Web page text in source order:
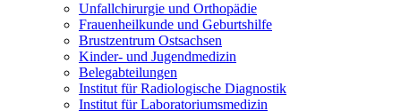
Unfallchirurgie und Orthopädie
Frauenheilkunde und Geburtshilfe
Brustzentrum Ostsachsen
Kinder- und Jugendmedizin
Belegabteilungen
Institut für Radiologische Diagnostik
Institut für Laboratoriumsmedizin